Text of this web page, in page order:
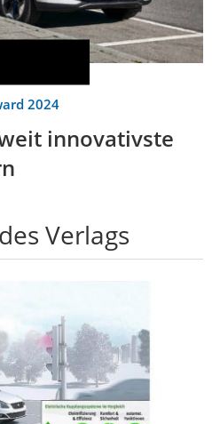
2024
innovativste
Verlags